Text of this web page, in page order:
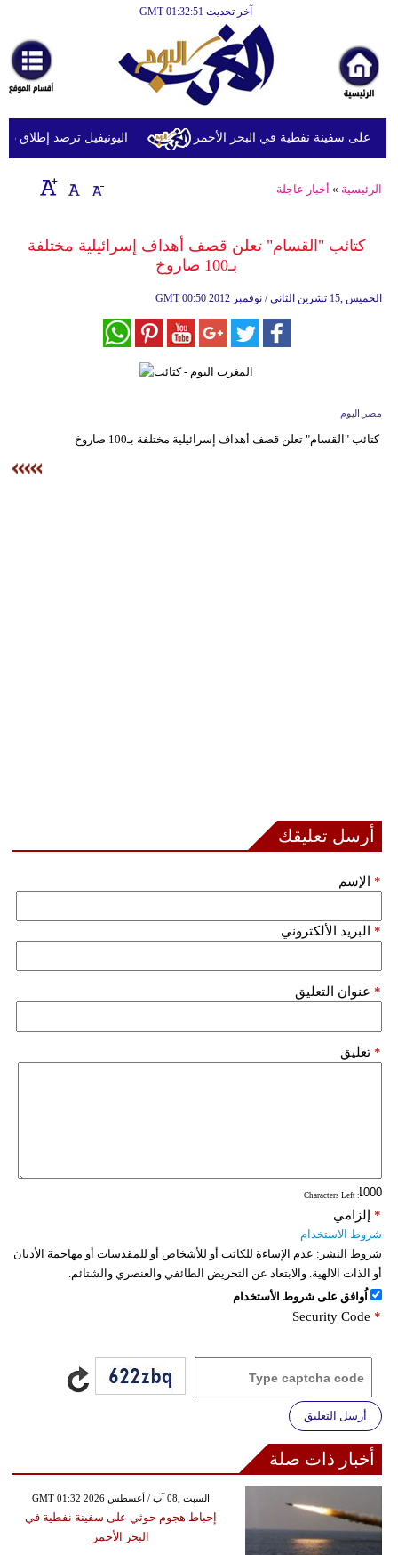
آخر تحديث GMT 01:32:51
أخبارعاجلة
رياضة
ثقافة
إقتصاد
وموسيقى
اليونيفيل ترصد إطلاق 113 مقذوفا إسرائيليا على لبنان خلال يوم واحد على سفينة نفطية في البحر الأحمر
الرئيسية » أخبار عاجلة
كتائب "القسام" تعلن قصف أهداف إسرائيلية مختلفة
بـ100 صاروخ
GMT 00:50 2012 الخميس ,15 تشرين الثاني / نوفمبر
مصر اليوم
كتائب "القسام" تعلن قصف أهداف إسرائيلية مختلفة بـ100 صاروخ
أرسل تعليقك
الإسم *
البريد الألكتروني *
عنوان التعليق *
تعليق *
: Characters Left
إلزامي *
شروط الاستخدام
شروط النشر: عدم الإساءة للكاتب أو للأشخاص أو للمقدسات أو مهاجمة الأديان
أو الذات الالهية. والابتعاد عن التحريض الطائفي والعنصري والشتائم.
اُوافق على شروط الأستخدام
Security Code *
أرسل التعليق
أخبار ذات صلة
GMT 01:32 2026 السبت ,08 آب / أغسطس
إحباط هجوم حوثي على سفينة نفطية في
البحر الأحمر